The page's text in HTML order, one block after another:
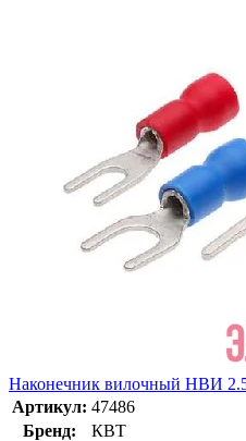
Наконечник вилочный НВИ
Артикул: 47486
Бренд:
КВТ